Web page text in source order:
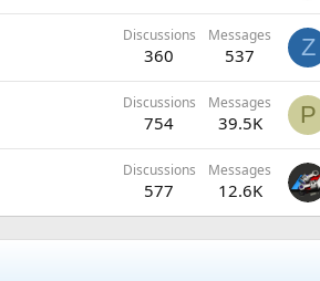
Discussions
360
Messages
537 Z
Discussions
754
Messages
39.5K P
Discussions
577
Messages
12.6K